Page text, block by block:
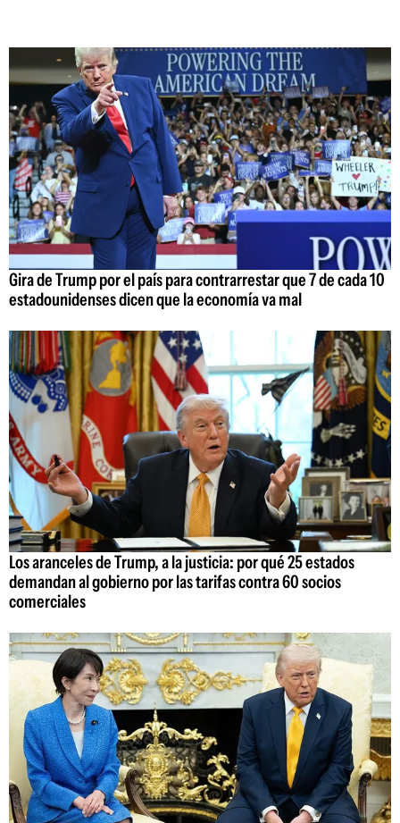
Gira de Trump por el país para contrarrestar que 7 de cada 10
estadounidenses dicen que la economía va mal
Los aranceles de Trump, a la justicia: por qué 25 estados
demandan al gobierno por las tarifas contra 60 socios
comerciales